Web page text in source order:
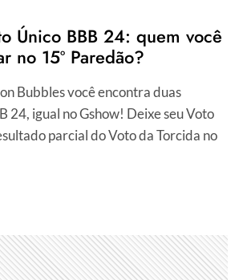
Único BBB 24: quem você
no 15º Paredão?
Bubbles você encontra duas
24, igual no Gshow! Deixe seu Voto
parcial do Voto da Torcida no